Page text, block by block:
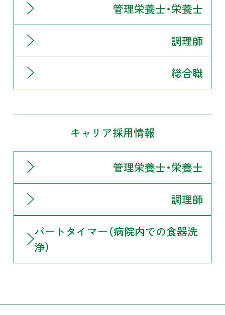
管理栄養士・栄養士
調理師
総合職
キャリア採用情報
管理栄養士・栄養士
調理師
パートタイマー（病院内での食器洗
浄）